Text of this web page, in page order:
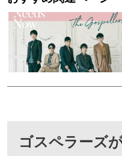
ゴスペラーズ